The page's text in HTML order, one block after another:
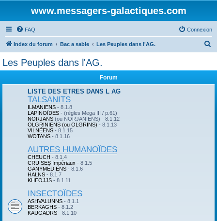
www.messagers-galactiques.com
FAQ Connexion
Index du forum Bac a sable Les Peuples dans l'AG.
Les Peuples dans l'AG.
Forum
LISTE DES ETRES DANS L AG
TALSANITS
ILMANIENS - 8.1.8
LAPINOÏDES - (règles Mega III / p.61)
NORJANS (ou NORJANIENS) - 8.1.12
OLGRINIENS (ou OLGRINS) - 8.1.13
VILNÉENS - 8.1.15
WOTANS - 8.1.16
AUTRES HUMANOÏDES
CHEUCH - 8.1.4
CRUISES Impériaux - 8.1.5
GANYMÉDIENS - 8.1.6
HALNS - 8.1.7
KHEOJJS - 8.1.11
INSECTOÏDES
ASHVALUNNS - 8.1.1
BERKAGHS - 8.1.2
KAUGADRS - 8.1.10